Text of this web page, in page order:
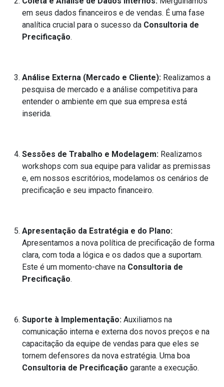
em seus dados financeiros e de vendas. É uma fase
analítica crucial para o sucesso da Consultoria de
Precificação.
Análise Externa (Mercado e Cliente): Realizamos a
pesquisa de mercado e a análise competitiva para
entender o ambiente em que sua empresa está
inserida.
Sessões de Trabalho e Modelagem: Realizamos
workshops com sua equipe para validar as premissas
e, em nossos escritórios, modelamos os cenários de
precificação e seu impacto financeiro.
Apresentação da Estratégia e do Plano:
Apresentamos a nova política de precificação de forma
clara, com toda a lógica e os dados que a suportam.
Este é um momento-chave na Consultoria de
Precificação.
Suporte à Implementação: Auxiliamos na
comunicação interna e externa dos novos preços e na
capacitação da equipe de vendas para que eles se
tornem defensores da nova estratégia. Uma boa
Consultoria de Precificação garante a execução.